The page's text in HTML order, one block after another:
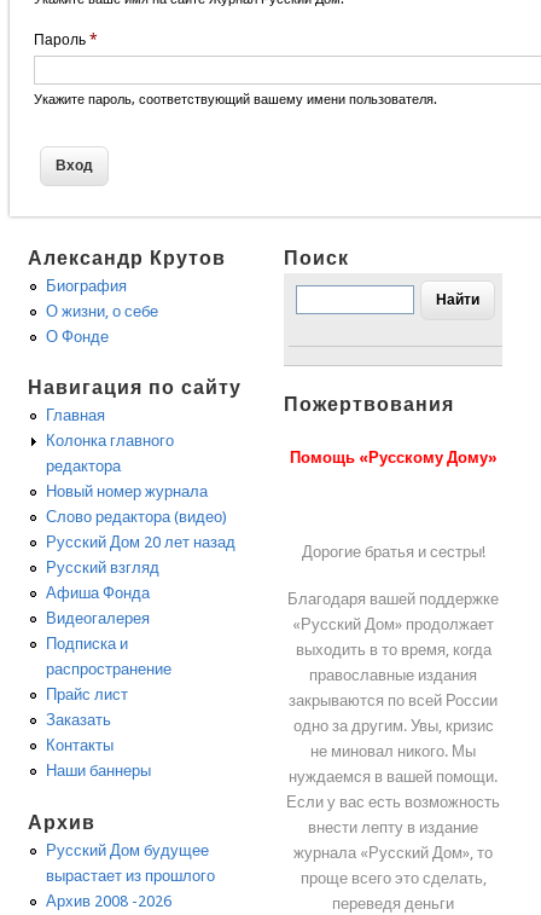
Пароль *
Укажите пароль, соответствующий вашему имени пользователя.
Александр Крутов
Биография
О жизни, о себе
О Фонде
Навигация по сайту
Главная
Колонка главного
редактора
Новый номер журнала
Слово редактора (видео)
Русский Дом 20 лет назад
Русский взгляд
Афиша Фонда
Видеогалерея
Подписка и
распространение
Прайс лист
Заказать
Контакты
Наши баннеры
Архив
Русский Дом будущее
вырастает из прошлого
Архив 2008 -2026
Поиск
Пожертвования
Помощь «Русскому Дому»
Дорогие братья и сестры!
Благодаря вашей поддержке
«Русский Дом» продолжает
выходить в то время, когда
православные издания
закрываются по всей России
одно за другим. Увы, кризис
не миновал никого. Мы
нуждаемся в вашей помощи.
Если у вас есть возможность
внести лепту в издание
журнала «Русский Дом», то
проще всего это сделать,
переведя деньги